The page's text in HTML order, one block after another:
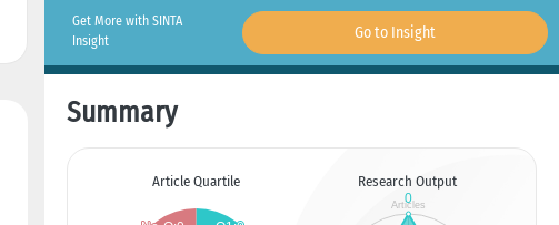
Get More with SINTA
Insight
Go to Insight
Summary
Article Quartile Research Output